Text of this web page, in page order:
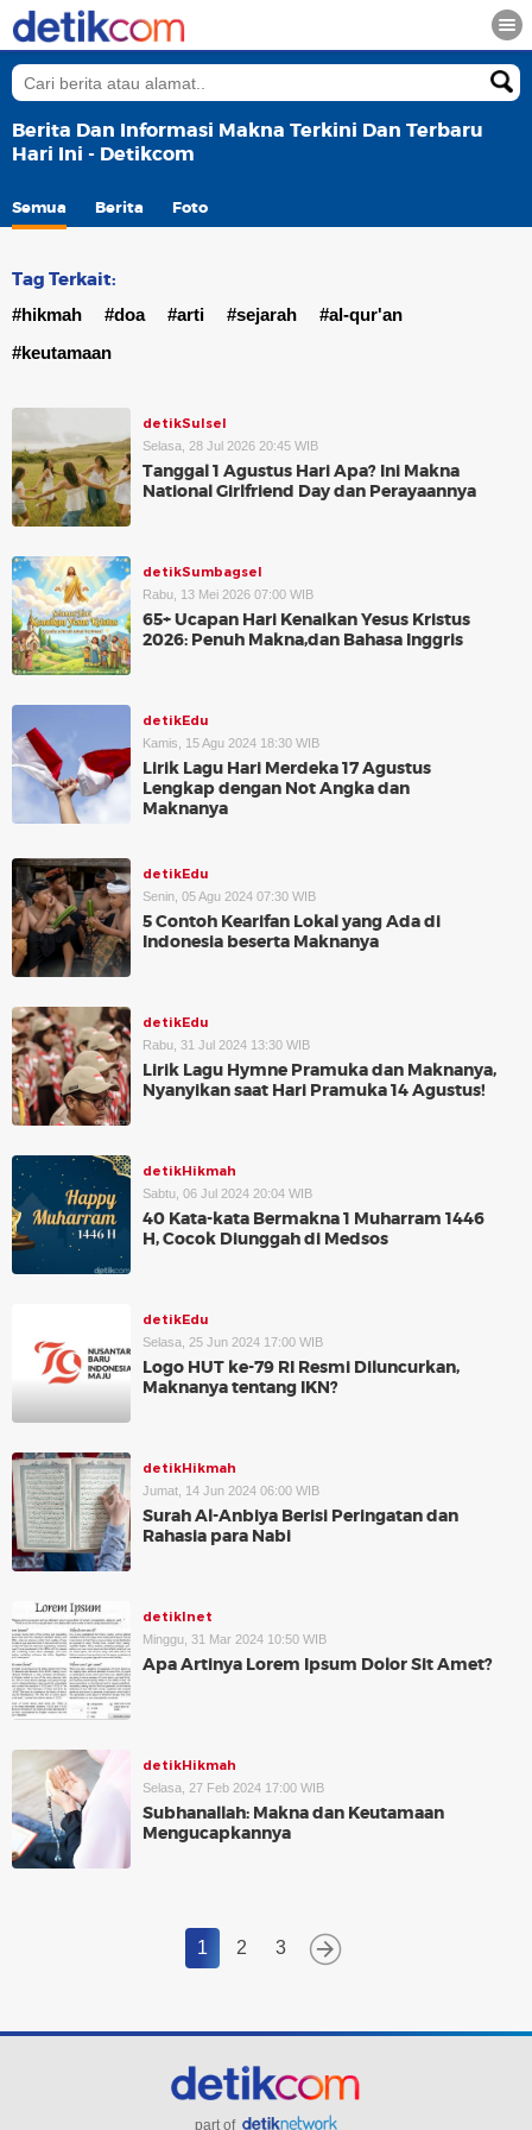
Berita Dan Informasi Makna Terkini Dan Terbaru
Hari Ini - Detikcom
Semua Berita Foto
Tag Terkait:
#hikmah #doa #arti #sejarah
#al-qur'an
#keutamaan
detikSulsel
Selasa, 28 Jul 2026 20:45 WIB
Tanggal 1 Agustus Hari Apa? Ini Makna
National Girlfriend Day dan Perayaannya
detikSumbagsel
Rabu, 13 Mei 2026 07:00 WIB
65+ Ucapan Hari Kenaikan Yesus Kristus
2026: Penuh Makna,dan Bahasa Inggris
detikEdu
Kamis, 15 Agu 2024 18:30 WIB
Lirik Lagu Hari Merdeka 17 Agustus
Lengkap dengan Not Angka dan
Maknanya
detikEdu
Senin, 05 Agu 2024 07:30 WIB
5 Contoh Kearifan Lokal yang Ada di
Indonesia beserta Maknanya
detikEdu
Rabu, 31 Jul 2024 13:30 WIB
Lirik Lagu Hymne Pramuka dan Maknanya,
Nyanyikan saat Hari Pramuka 14 Agustus!
detikHikmah
Sabtu, 06 Jul 2024 20:04 WIB
40 Kata-kata Bermakna 1 Muharram 1446
H, Cocok Diunggah di Medsos
detikEdu
Selasa, 25 Jun 2024 17:00 WIB
Logo HUT ke-79 RI Resmi Diluncurkan,
Maknanya tentang IKN?
detikHikmah
Jumat, 14 Jun 2024 06:00 WIB
Surah Al-Anbiya Berisi Peringatan dan
Rahasia para Nabi
detikInet
Minggu, 31 Mar 2024 10:50 WIB
Apa Artinya Lorem Ipsum Dolor Sit Amet?
detikHikmah
Selasa, 27 Feb 2024 17:00 WIB
Subhanallah: Makna dan Keutamaan
Mengucapkannya
1 2 3
part of